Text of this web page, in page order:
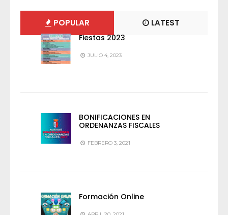
POPULAR LATEST
Fiestas 2023
JULIO 4, 2023
BONIFICACIONES EN
ORDENANZAS FISCALES
FEBRERO 3, 2021
Formación Online